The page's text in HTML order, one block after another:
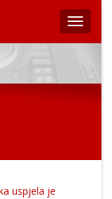
uspjela je